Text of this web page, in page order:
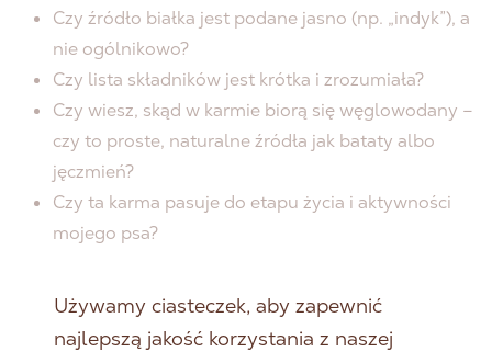
Czy źródło białka jest podane jasno (np. „indyk”), a
nie ogólnikowo?
Czy lista składników jest krótka i zrozumiała?
Czy wiesz, skąd w karmie biorą się węglowodany –
czy to proste, naturalne źródła jak bataty albo
jęczmień?
Czy ta karma pasuje do etapu życia i aktywności
mojego psa?
masz w rękach dobry produkt.
Używamy ciasteczek, aby zapewnić
najlepszą jakość korzystania z naszej